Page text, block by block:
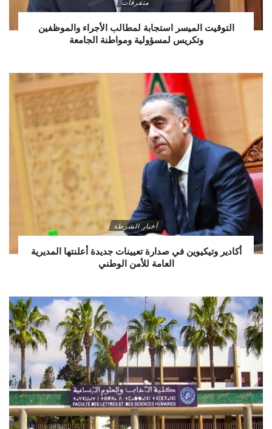
التوقيت الميسر استجابة لمطالب الأجراء والموظفين
وتكريس لمسؤولية ومواطنة الجامعة
أخبار الشرطة
أكادير وتيكيوين في صدارة تعيينات جديدة أعلنتها المديرية
العامة للأمن الوطني